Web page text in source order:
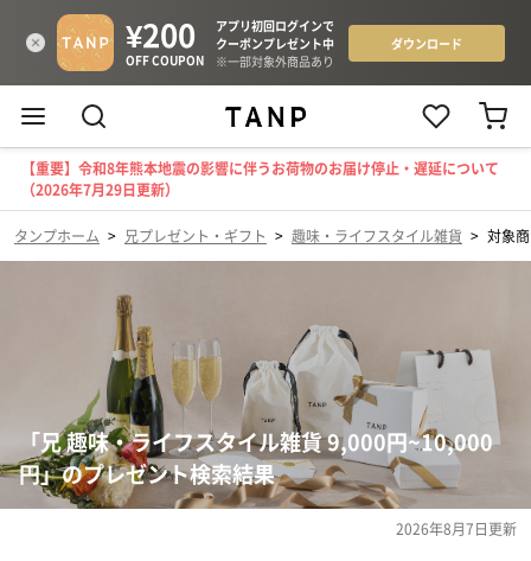
【重要】令和8年熊本地震の影響に伴うお荷物のお届け停止・遅延について
（2026年7月29日更新）
タンプホーム > 兄プレゼント・ギフト > 趣味・ライフスタイル雑貨 > 対象
「兄 趣味・ライフスタイル雑貨 9,000円~10,000
円」のプレゼント検索結果
2026年8月7日更新